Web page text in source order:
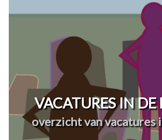
VACATURES IN
overzicht van vacatures